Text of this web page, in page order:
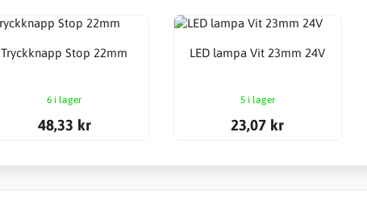
Tryckknapp Stop 22mm
6 i lager
48,33 kr
LED lampa Vit 23mm 24V
5 i lager
23,07 kr